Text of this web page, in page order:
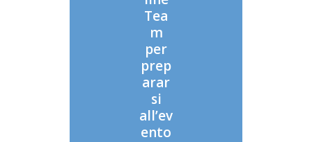
Tea
m
per
prep
arar
si
all’ev
ento